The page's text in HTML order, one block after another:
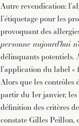
Autre revendication:
l’étiquetage pour les
provoquant des
personne aujourd’hui
délinquants potentiels.
l’application du label «
Alors que les contrôles
partir du 1er janvier,
définition des critères
constate Gilles Peillon,